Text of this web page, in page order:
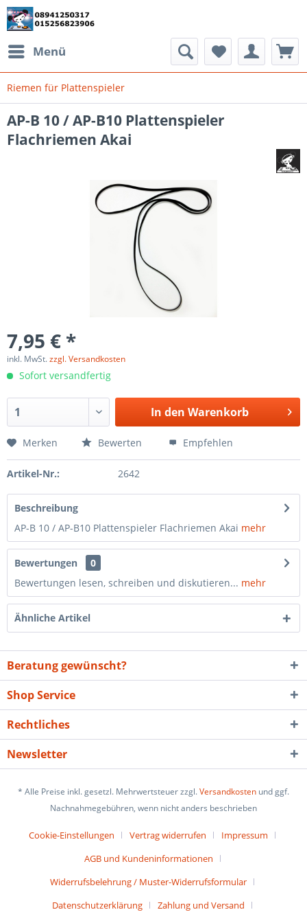
Menü
Riemen für Plattenspieler
AP-B 10 / AP-B10 Plattenspieler
Flachriemen Akai
7,95 € *
inkl. MwSt.zzgl. Versandkosten
Sofort versandfertig
In den Warenkorb
Merken Bewerten Empfehlen
Artikel-Nr.: 2642
Beschreibung
AP-B 10 / AP-B10 Plattenspieler Flachriemen Akai mehr
Bewertungen
0
Bewertungen lesen, schreiben und diskutieren... mehr
Ähnliche Artikel
Beratung gewünscht?
Shop Service
Rechtliches
Newsletter
* Alle Preise inkl. gesetzl. Mehrwertsteuer zzgl.Versandkosten und ggf.
Nachnahmegebühren, wenn nicht anders beschrieben
Cookie-Einstellungen Vertrag widerrufen
Impressum
AGB und Kundeninformationen
Widerrufsbelehrung / Muster-Widerrufsformular
Datenschutzerklärung
Zahlung und Versand